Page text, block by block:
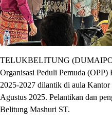
TELUKBELITUNG
Organisasi Peduli Pemuda
2025-2027 dilantik di aula
Agustus 2025. Pelantikan dan
Belitung Mashuri ST.